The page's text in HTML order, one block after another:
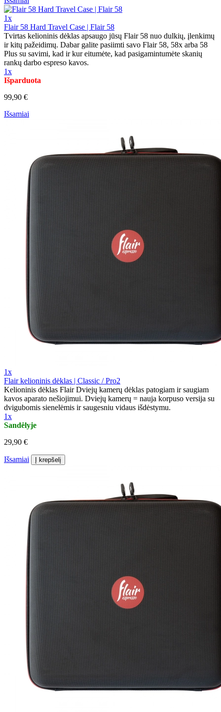
1x
Flair 58 Hard Travel Case | Flair 58
Tvirtas kelioninis dėklas apsaugo jūsų Flair 58 nuo dulkių, įlenkimų
ir kitų pažeidimų. Dabar galite pasiimti savo Flair 58, 58x arba 58
Plus su savimi, kad ir kur eitumėte, kad pasigamintumėte skanių
rankų darbo espreso kavos.
1x
Išparduota
99,90 €
Išsamiai
1x
Flair kelioninis dėklas | Classic / Pro2
Kelioninis dėklas Flair Dviejų kamerų dėklas patogiam ir saugiam
kavos aparato nešiojimui. Dviejų kamerų = nauja korpuso versija su
dvigubomis sienelėmis ir saugesniu vidaus išdėstymu.
1x
Sandėlyje
29,90 €
Išsamiai Į krepšelį